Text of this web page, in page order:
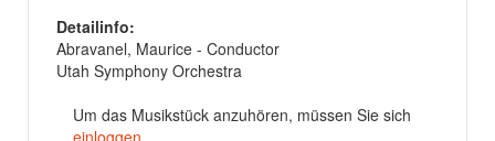
Detailinfo:
Abravanel, Maurice - Conductor
Utah Symphony Orchestra
Um das Musikstück anzuhören, müssen Sie sich
einloggen